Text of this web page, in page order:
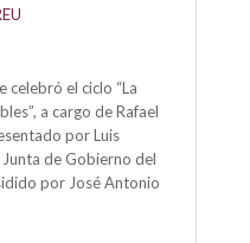
celebró el ciclo “La
a cargo de Rafael
por Luis
de Gobierno del
por José Antonio